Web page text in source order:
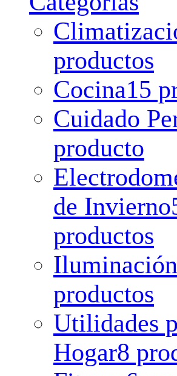
productos
Cocina15
Cuidado
producto
de Invierno
productos
Iluminación
productos
Utilidades
Hogar8